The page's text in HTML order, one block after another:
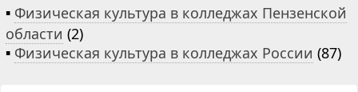
▪ Физическая культура в колледжах Пензенской
области (2)
▪ Физическая культура в колледжах России (87)